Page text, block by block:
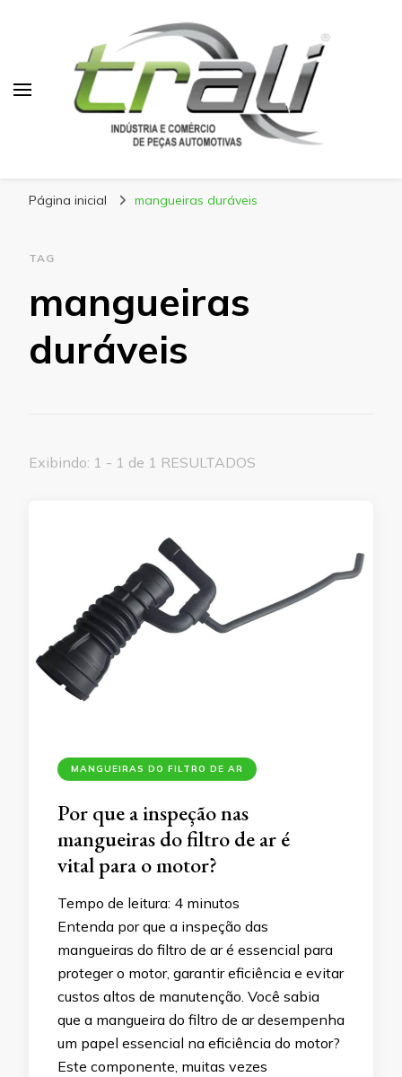
Página inicial mangueiras duráveis
TAG
mangueiras
duráveis
Exibindo: 1 - 1 de 1 RESULTADOS
MANGUEIRAS DO FILTRO DE AR
Por que a inspeção nas
mangueiras do filtro de ar é
vital para o motor?
Tempo de leitura: 4 minutos
Entenda por que a inspeção das
mangueiras do filtro de ar é essencial para
proteger o motor, garantir eficiência e evitar
custos altos de manutenção. Você sabia
que a mangueira do filtro de ar desempenha
um papel essencial na eficiência do motor?
Este componente, muitas vezes